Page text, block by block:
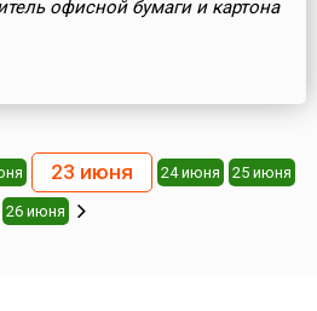
офисной бумаги и картона
23 июня 24 июня 25 июня
26 июня